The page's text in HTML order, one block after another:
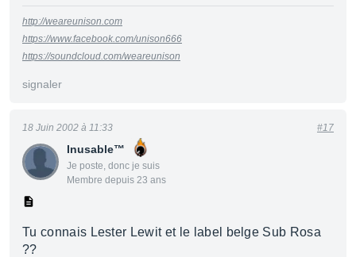
http://weareunison.com
https://www.facebook.com/unison666
https://soundcloud.com/weareunison
signaler
Inusable™
Je poste, donc je suis
Membre depuis 23 ans
18 Juin 2002 à 11:33 #17
Tu connais Lester Lewit et le label belge Sub Rosa
??